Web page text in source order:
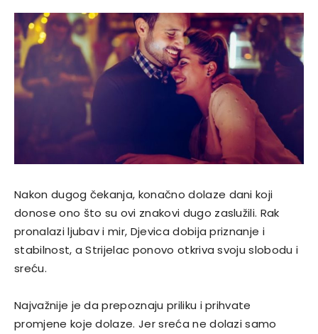
Nakon dugog čekanja, konačno dolaze dani koji
donose ono što su ovi znakovi dugo zaslužili. Rak
pronalazi ljubav i mir, Djevica dobija priznanje i
stabilnost, a Strijelac ponovo otkriva svoju slobodu i
sreću.
Najvažnije je da prepoznaju priliku i prihvate
promjene koje dolaze. Jer sreća ne dolazi samo